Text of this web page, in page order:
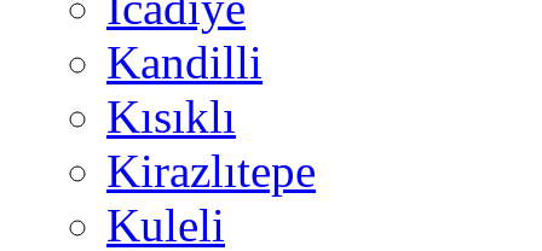
Kandilli
Kısıklı
Kirazlıtepe
Kuleli